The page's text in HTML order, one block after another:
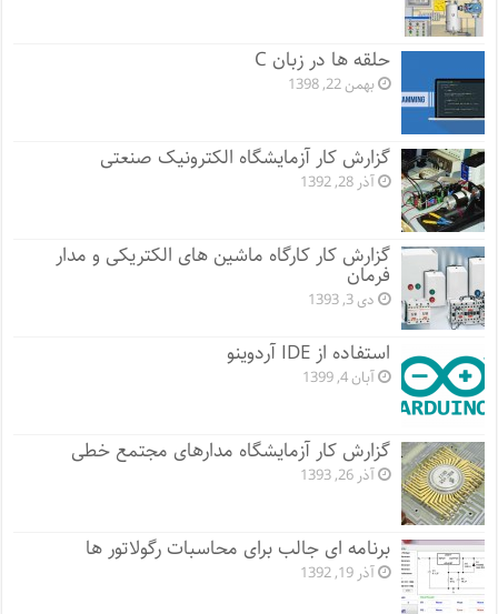
حلقه ها در زبان C
بهمن 22, 1398
گزارش کار آزمایشگاه الکترونیک صنعتی
آذر 28, 1392
گزارش کار کارگاه ماشین های الکتریکی و مدار
فرمان
دی 3, 1393
استفاده از IDE آردوینو
آبان 4, 1399
گزارش کار آزمایشگاه مدارهای مجتمع خطی
آذر 26, 1393
برنامه ای جالب برای محاسبات رگولاتور ها
آذر 19, 1392